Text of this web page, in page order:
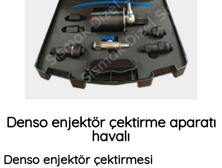
Faydalı
Dil
Denso enjektör çektirme aparatı
havalı
Denso enjektör çektirmesi